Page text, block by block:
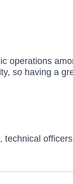
operations
so having a
technical